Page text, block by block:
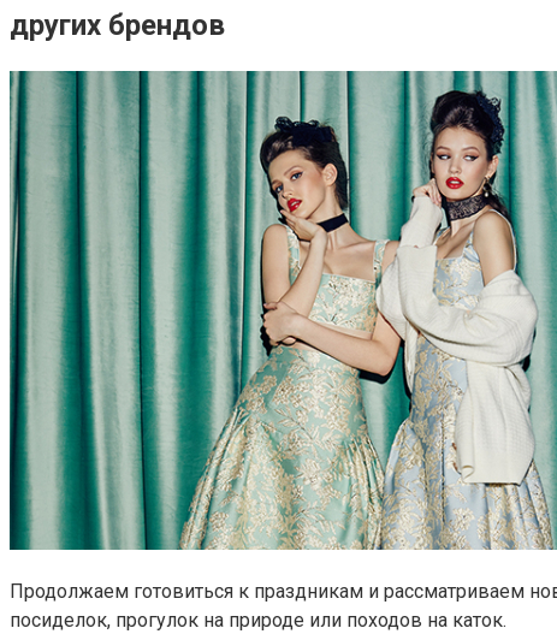
других брендов
Продолжаем готовиться к праздникам и рассматриваем
посиделок, прогулок на природе или походов на каток.